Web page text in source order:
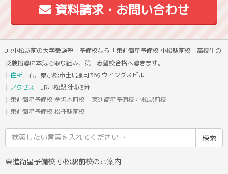
資料請求・お問い合わせ
JR小松駅前の大学受験塾・予備校なら「東進衛星予備校 小松駅前校」高校生の
受験指導に本気で取り組み、第一志望校合格へ導きます。
住所 石川県小松市土居原町369 ウイングスビル
アクセス JR小松駅 徒歩3分
東進衛星予備校 金沢本町校
東進衛星予備校 小松駅前校
東進衛星予備校 松任駅前校
索
結
東進衛星予備校 小松駅前校のご案内